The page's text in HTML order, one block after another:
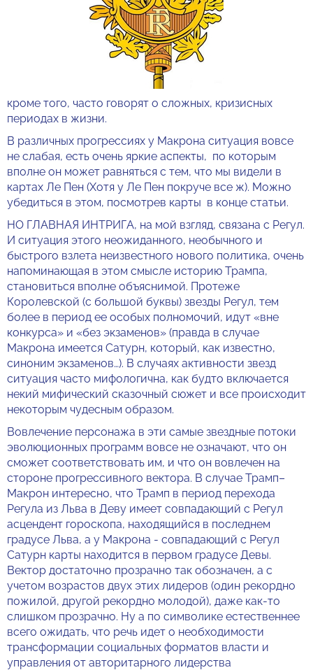
кроме того, часто говорят о сложных, кризисных
периодах в жизни.
В различных прогрессиях у Макрона ситуация вовсе
не слабая, есть очень яркие аспекты, по которым
вполне он может равняться с тем, что мы видели в
картах Ле Пен (Хотя у Ле Пен покруче все ж). Можно
убедиться в этом, посмотрев карты в конце статьи.
НО ГЛАВНАЯ ИНТРИГА, на мой взгляд, связана с Регул.
И ситуация этого неожиданного, необычного и
быстрого взлета неизвестного нового политика, очень
напоминающая в этом смысле историю Трампа,
становиться вполне объяснимой. Протеже
Королевской (с большой буквы) звезды Регул, тем
более в период ее особых полномочий, идут «вне
конкурса» и «без экзаменов» (правда в случае
Макрона имеется Сатурн, который, как известно,
синоним экзаменов…). В случаях активности звезд
ситуация часто мифологична, как будто включается
некий мифический сказочный сюжет и все происходит
некоторым чудесным образом.
Вовлечение персонажа в эти самые звездные потоки
эволюционных программ вовсе не означают, что он
сможет соответствовать им, и что он вовлечен на
стороне прогрессивного вектора. В случае Трамп–
Макрон интересно, что Трамп в период перехода
Регула из Льва в Деву имеет совпадающий с Регул
асцендент гороскопа, находящийся в последнем
градусе Льва, а у Макрона - совпадающий с Регул
Сатурн карты находится в первом градусе Девы.
Вектор достаточно прозрачно так обозначен, а с
учетом возрастов двух этих лидеров (один рекордно
пожилой, другой рекордно молодой), даже как-то
слишком прозрачно. Ну а по символике естественнее
всего ожидать, что речь идет о необходимости
трансформации социальных форматов власти и
управления от авторитарного лидерства